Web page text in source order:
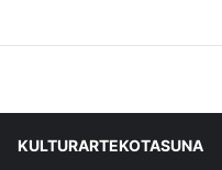
KULTURARTEKOTASUNA